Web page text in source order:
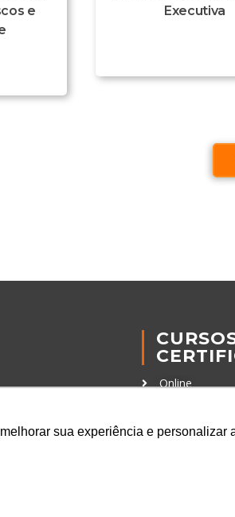
sua experiência e
e
Executiva
Online
Eventos